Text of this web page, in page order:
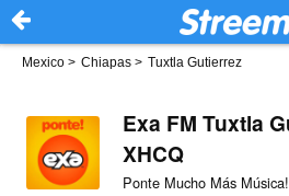
Mexico > Chiapas > Tuxtla Gutierrez
Exa FM Tuxtla
XHCQ
Ponte Mucho Más